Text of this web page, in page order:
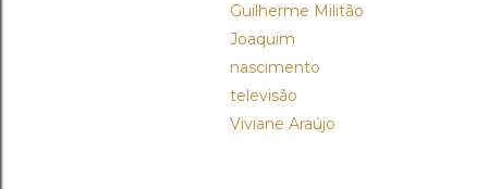
Guilherme Militão
Joaquim
nascimento
televisão
Viviane Araújo